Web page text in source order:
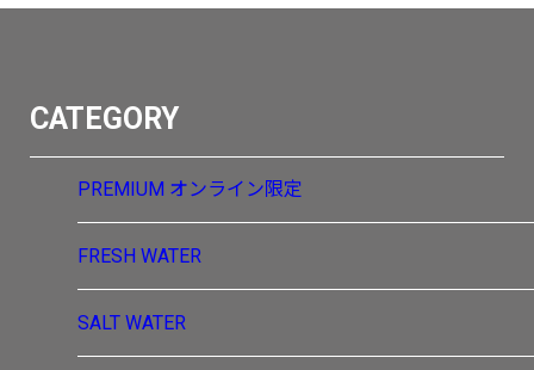
CATEGORY
PREMIUM オンライン限定
FRESH WATER
SALT WATER